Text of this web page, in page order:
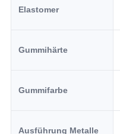
Elastomer
Gummihärte
Gummifarbe
Ausführung Metalle